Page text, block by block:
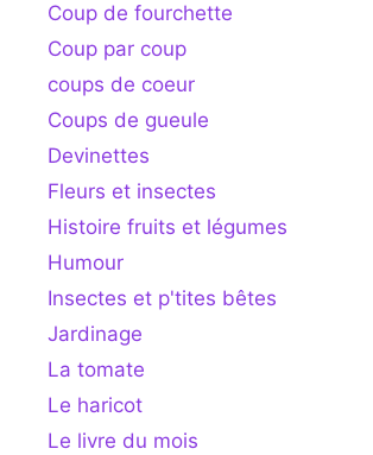
Coup de fourchette
Coup par coup
coups de coeur
Coups de gueule
Devinettes
Fleurs et insectes
Histoire fruits et légumes
Humour
Insectes et p'tites bêtes
Jardinage
La tomate
Le haricot
Le livre du mois